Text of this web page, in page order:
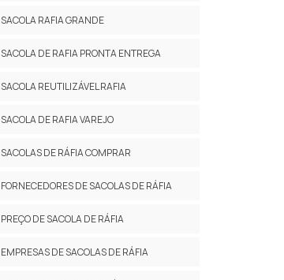
SACOLA RAFIA GRANDE
SACOLA DE RAFIA PRONTA ENTREGA
SACOLA REUTILIZÁVEL RAFIA
SACOLA DE RAFIA VAREJO
SACOLAS DE RÁFIA COMPRAR
FORNECEDORES DE SACOLAS DE RÁFIA
PREÇO DE SACOLA DE RÁFIA
EMPRESAS DE SACOLAS DE RÁFIA